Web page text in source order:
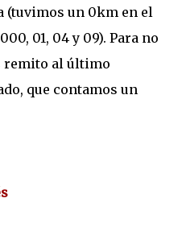
(tuvimos un 0km en el
01, 04 y 09). Para no
remito al último
que contamos un